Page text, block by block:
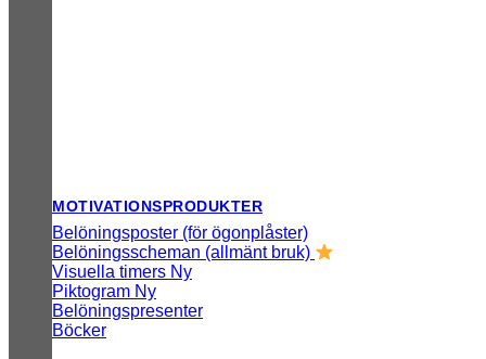
MOTIVATIONSPRODUKTER
Belöningsposter (för ögonplåster)
Belöningsscheman (allmänt bruk)
Visuella timers
Piktogram
Belöningspresenter
Böcker